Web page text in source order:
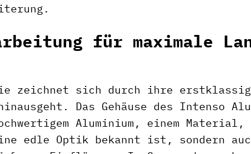
für maximale
zeichnet sich durch ihre
Das Gehäuse des Intenso
Aluminium, einem
edle Optik bekannt ist, sondern